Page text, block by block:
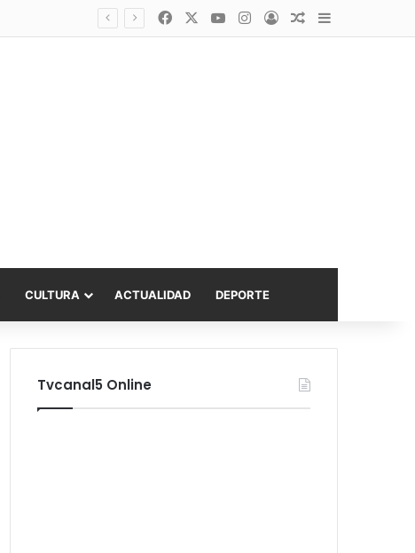
FacebookYouTubeInstagram
AccesoPublicación al
Barra lateral
CULTURA ACTUALIDAD DEPORTE
Tvcanal5 Online